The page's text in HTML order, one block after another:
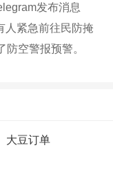
发布消息
人紧急前往民防掩
防空警报预警。
大豆订单